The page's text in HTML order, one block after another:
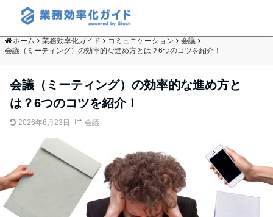
ホーム 業務効率化ガイド コミュニケーション
会議
会議（ミーティング）の効率的な進め方とは？6つのコツを紹介！
会議（ミーティング）の効率的な進め方と
は？6つのコツを紹介！
2026年6月23日 会議